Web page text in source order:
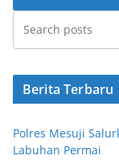
Berita Terbaru
Polres Mesuji
Labuhan Permai